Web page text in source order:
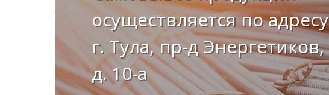
осуществляется по адресу
г. Тула, пр-д Энергетиков,
д. 10-а